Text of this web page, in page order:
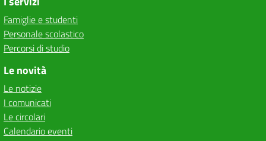
Famiglie e studenti
Personale scolastico
Percorsi di studio
Le novità
Le notizie
I comunicati
Le circolari
Calendario eventi